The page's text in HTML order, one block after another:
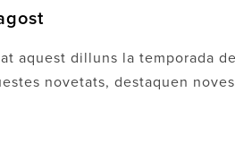
aquest dilluns la temporada
novetats, destaquen